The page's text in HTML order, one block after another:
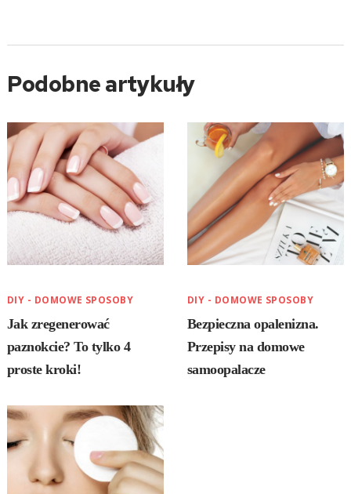
Podobne artykuły
DIY - DOMOWE SPOSOBY
Jak zregenerować
paznokcie? To tylko 4
proste kroki!
DIY - DOMOWE SPOSOBY
Bezpieczna opalenizna.
Przepisy na domowe
samoopalacze